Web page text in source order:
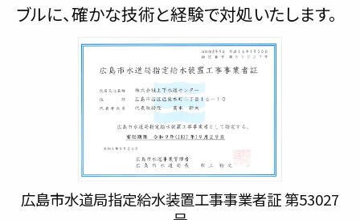
ブルに、確かな技術と経験で対処いたします。
広島市水道局指定給水装置工事事業者証 第53027